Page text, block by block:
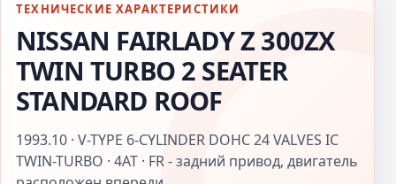
ТЕХНИЧЕСКИЕ ХАРАКТЕРИСТИКИ
NISSAN FAIRLADY Z 300ZX
TWIN TURBO 2 SEATER
STANDARD ROOF
1993.10 · V-TYPE 6-CYLINDER DOHC 24 VALVES IC
TWIN-TURBO · 4AT · FR - задний привод, двигатель